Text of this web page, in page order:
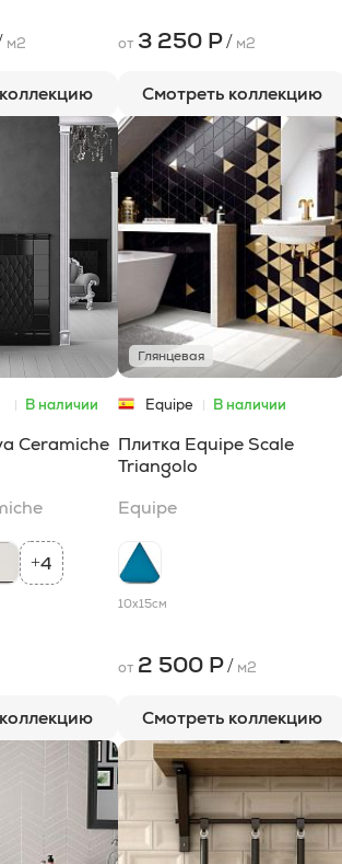
м2 от 3 250 Р/ м2
Смотреть коллекцию
В наличии
Сeramiche
+4
Глянцевая
Equipe В наличии
Плитка Equipe Scale
Triangolo
Equipe
10x15см
от 2 500 Р/ м2
Смотреть коллекцию